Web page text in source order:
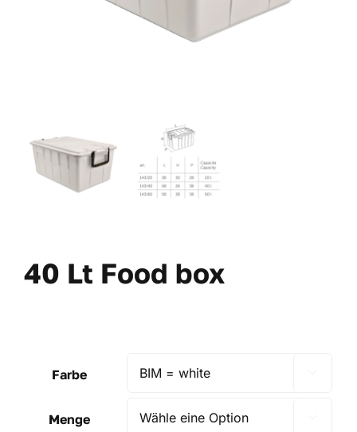
40 Lt Food box
Farbe
Menge